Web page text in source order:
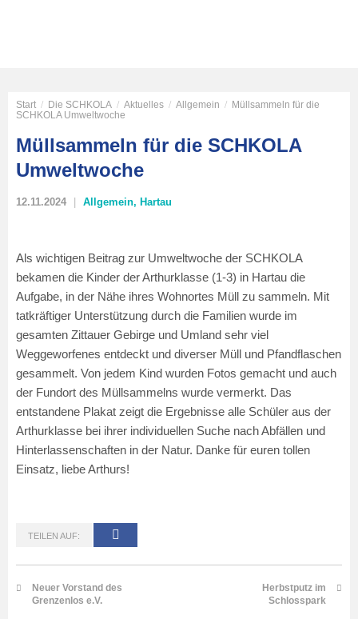
Start / Die SCHKOLA / Aktuelles / Allgemein / Müllsammeln für die
SCHKOLA Umweltwoche
Müllsammeln für die SCHKOLA
Umweltwoche
12.11.2024 Allgemein, Hartau
Als wichtigen Beitrag zur Umweltwoche der SCHKOLA
bekamen die Kinder der Arthurklasse (1-3) in Hartau die
Aufgabe, in der Nähe ihres Wohnortes Müll zu sammeln. Mit
tatkräftiger Unterstützung durch die Familien wurde im
gesamten Zittauer Gebirge und Umland sehr viel
Weggeworfenes entdeckt und diverser Müll und Pfandflaschen
gesammelt. Von jedem Kind wurden Fotos gemacht und auch
der Fundort des Müllsammelns wurde vermerkt. Das
entstandene Plakat zeigt die Ergebnisse alle Schüler aus der
Arthurklasse bei ihrer individuellen Suche nach Abfällen und
Hinterlassenschaften in der Natur. Danke für euren tollen
Einsatz, liebe Arthurs!
TEILEN AUF:
Neuer Vorstand des
Grenzenlos e.V.
Herbstputz im
Schlosspark